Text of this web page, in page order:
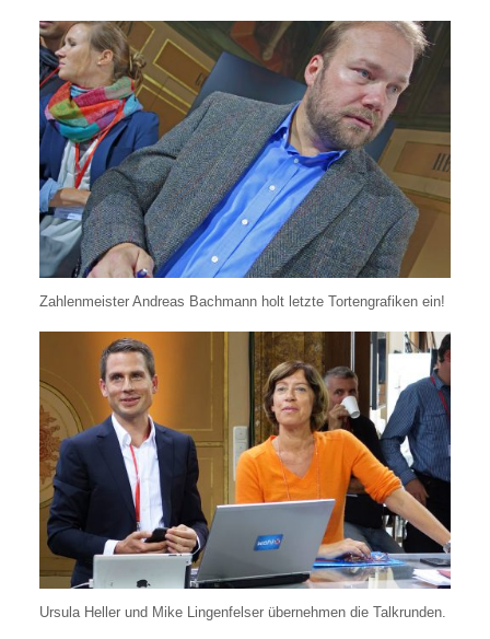
Zahlenmeister Andreas Bachmann holt letzte Tortengrafiken ein!
Ursula Heller und Mike Lingenfelser übernehmen die Talkrunden.